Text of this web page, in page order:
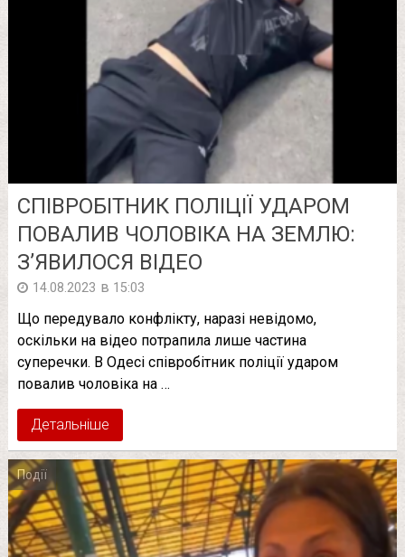
СПІВРОБІТНИК ПОЛІЦІЇ УДАРОМ
ПОВАЛИВ ЧОЛОВІКА НА ЗЕМЛЮ:
З’ЯВИЛОСЯ ВІДЕО
14.08.2023 в 15:03
Що передувало конфлікту, наразі невідомо,
оскільки на відео потрапила лише частина
суперечки. В Одесі співробітник поліції ударом
повалив чоловіка на …
Детальніше
Події